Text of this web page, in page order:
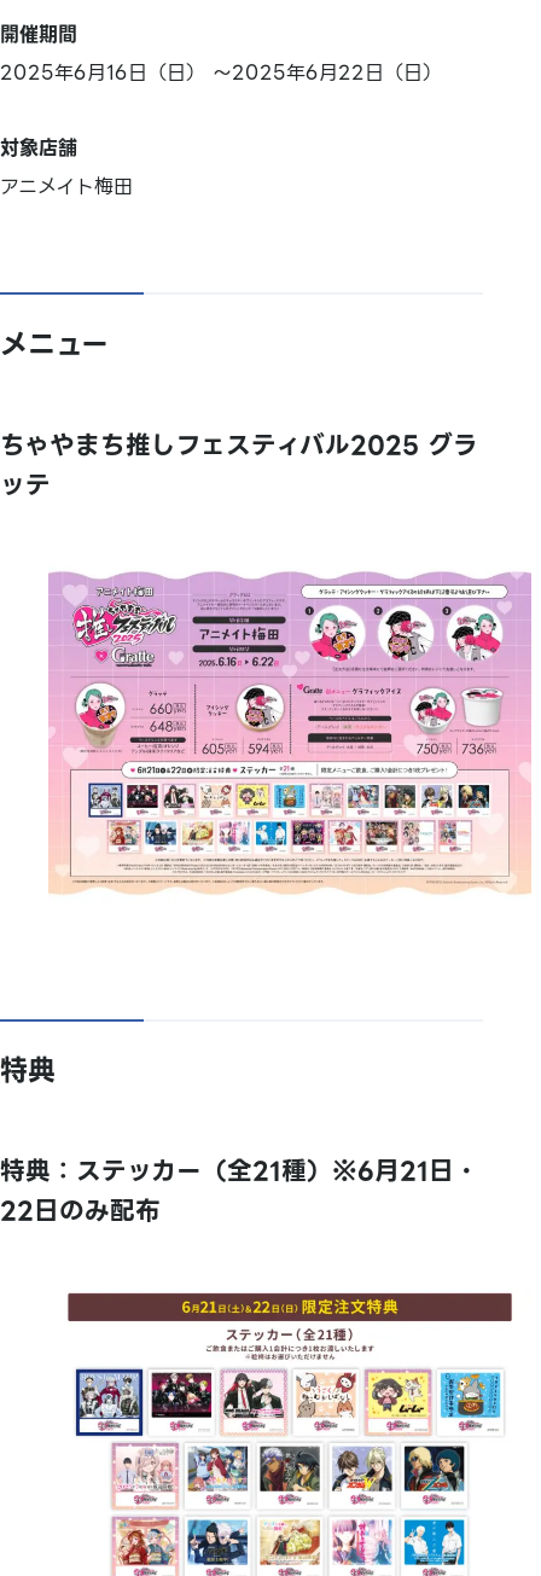
開催期間
2025年6月16日（日） ～2025年6月22日（日）
対象店舗
アニメイト梅田
メニュー
ちゃやまち推しフェスティバル2025 グラ
ッテ
特典
特典：ステッカー（全21種）※6月21日・
22日のみ配布